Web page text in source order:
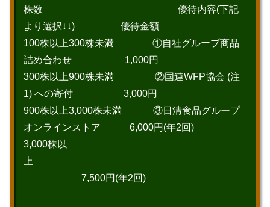
株数 優待内容(下記
より選択↓↓) 優待金額
100株以上300株未満 ①自社グループ商品
詰め合わせ 1,000円
300株以上900株未満 ②国連WFP協会 (注
1) への寄付 3,000円
900株以上3,000株未満 ③日清食品グループ
オンラインストア 6,000円(年2回)
3,000株以
上
7,500円(年2回)